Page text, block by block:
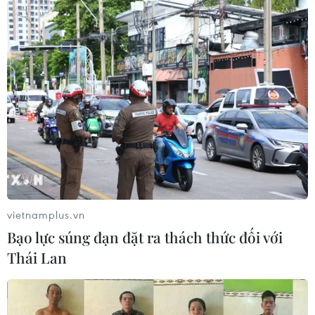
thời kỳ mới
TIN LIÊN QUAN
vietnamplus.vn
Bạo lực súng đạn đặt ra thách thức đối với
Thái Lan